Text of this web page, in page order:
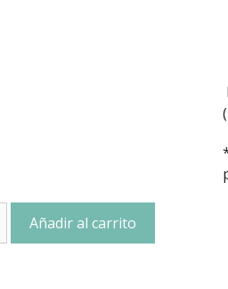
Añadir al carrito